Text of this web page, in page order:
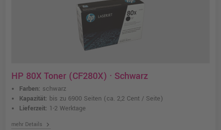
HP 80X Toner (CF280X) · Schwarz
Farben: schwarz
Kapazität: bis zu 6900 Seiten (ca. 2,2 Cent / Seite)
Lieferzeit: 1-2 Werktage
mehr Details chevron_right